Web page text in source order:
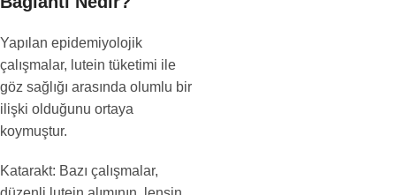
Yapılan epidemiyolojik
çalışmalar, lutein tüketimi ile
göz sağlığı arasında olumlu bir
ilişki olduğunu ortaya
koymuştur.
Katarakt: Bazı çalışmalar,